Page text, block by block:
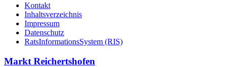
Kontakt
Inhaltsverzeichnis
Impressum
Datenschutz
RatsInformationsSystem (RIS)
Markt Reichertshofen